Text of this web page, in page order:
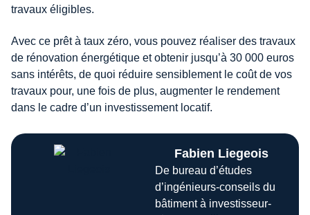
travaux éligibles.
Avec ce prêt à taux zéro, vous pouvez réaliser des travaux
de rénovation énergétique et obtenir jusqu’à 30 000 euros
sans intérêts, de quoi réduire sensiblement le coût de vos
travaux pour, une fois de plus, augmenter le rendement
dans le cadre d’un investissement locatif.
Fabien Liegeois
De bureau d’études
d’ingénieurs-conseils du
bâtiment à investisseur-